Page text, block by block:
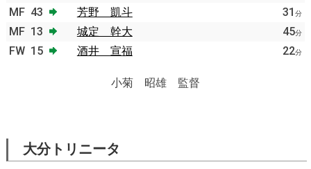
MF 43 芳野 凱斗 31 分
MF 13 城定 幹大 45分
FW 15 酒井 宣福 22分
小菊 昭雄 監督
大分トリニータ